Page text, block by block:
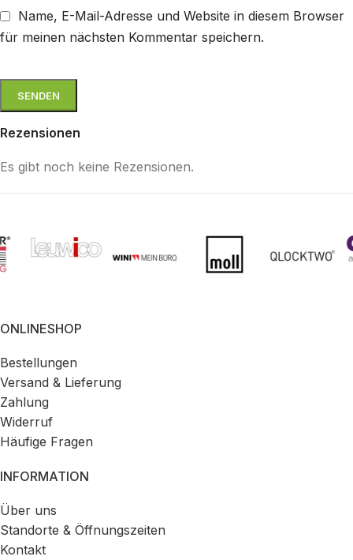
Rezensionen
Es gibt noch keine Rezensionen.
Name, E-Mail-Adresse und Website in diesem Browser
für meinen nächsten Kommentar speichern.
ONLINESHOP
Bestellungen
Versand & Lieferung
Zahlung
Widerruf
Häufige Fragen
INFORMATION
Über uns
Standorte & Öffnungszeiten
Kontakt